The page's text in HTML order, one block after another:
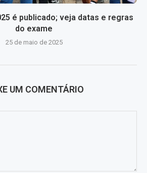
é publicado; veja datas e regras
do exame
25 de maio de 2025
UM COMENTÁRIO